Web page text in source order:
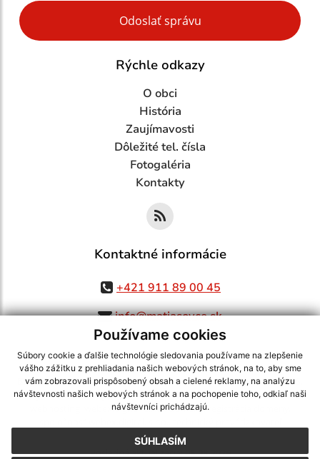
Používame cookies
Súbory cookie a ďalšie technológie sledovania používame na zlepšenie
vášho zážitku z prehliadania našich webových stránok, na to, aby sme
vám zobrazovali prispôsobený obsah a cielené reklamy, na analýzu
návštevnosti našich webových stránok a na pochopenie toho, odkiaľ naši
návštevníci prichádzajú.
SÚHLASÍM
Google reCaptcha Response
Odoslať správu
Rýchle odkazy
O obci
História
Zaujímavosti
Dôležité tel. čísla
Fotogaléria
Kontakty
Kontaktné informácie
+421 911 89 00 45
info@matiasovce.sk
využite možnosť získavania aktuálnych informácií s využitím RSS
CMS systém (redakčný) systém ECHELON 2,Mapa stránok,web portál
webex.digital, s.r.o.,domény,registrácia domény
Posledná aktualizácia:05.08.2026